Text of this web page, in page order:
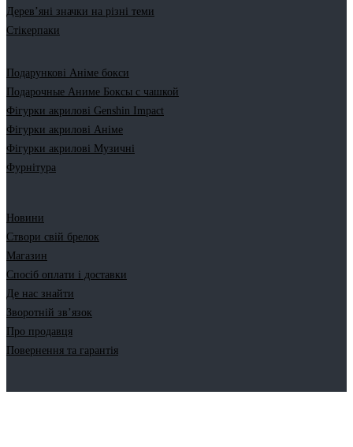
Дерев’яні значки на різні теми
Стікерпаки
Подарункові Аніме бокси
Подарочные Аниме Боксы с чашкой
Фігурки акрилові Genshin Impact
Фігурки акрилові Аніме
Фігурки акрилові Музичні
Фурнітура
Новини
Створи свій брелок
Магазин
Спосіб оплати і доставки
Де нас знайти
Зворотній зв’язок
Про продавця
Повернення та гарантія